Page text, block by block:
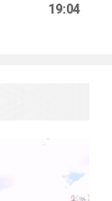
19:04